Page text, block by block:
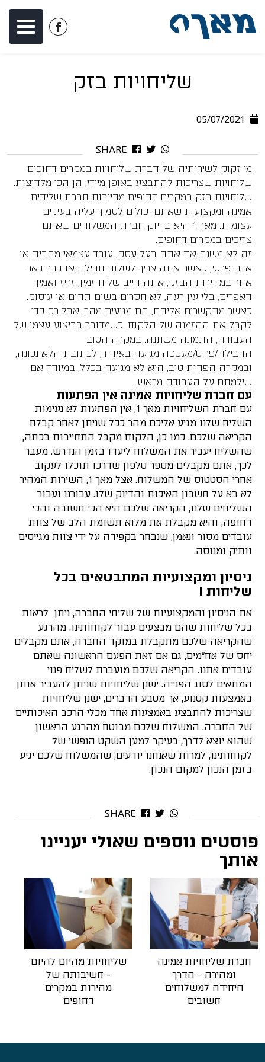
לעמוד
שליחויות בזק
05/07/2021
SHARE
מי זקוק לשירותיה של חברת שליחויות במקרים דחופים
שליחויות שצריכות להתבצע באופן מיידי, הן הכי מלחיצות.
שליחויות בזק במקרים דחופים מחייבות חברת שליחים
אמינה ומקצועית שאתם יכולים לסמוך עליה בעיניים
עצומות. מאך 1 היא בדיוק חברת המשלוחים שאתם
צריכים במקרים דחופים.
זה לא משנה אם אתה בעל עסק, עובד עצמאי מהבית או
אדם פרטי, כאשר אתה צריך לשלוח חבילה או דבר דאר
אחר במהירות הבזק, אתה חייב שליח זמין, זריז ואמין.
חאפרים, בלי עין רעה, לא חסרים בשום תחום או עיסוק.
כאשר מתקשרים אליהם, הם מגיעים מהר, אבל רק כדי
לקבל את ההזמנה של הלקוח. כשמדובר בביצוע עצמו של
העבודה, התמונה משתנה. במקרה הטוב
החבילה/פריט/מעטפה מגיעה באיחור, לכתובת הלא נכונה,
ובמקרה הפחות טוב, היא לא מגיעה בכלל, במיוחד אם
שילמתם על העבודה מראש.
עם חברת שליחויות אמינה אין הפתעות
עם חברת השליחויות מאך 1, אין הפתעות לא נעימות.
השליח שלנו מגיע אליכם מהר ככל שניתן לאחר קבלת
הקריאה שלכם. כמו כן, הלקוח מקבל התחייבות בכתה,
שהשליח יעביר את המשלוח ליעדו בזמן הנדרש. מעבר
לכך, אתם מקבלים מספר טלפון שדרכו תוכלו לעקוב
אחרי הסטטוס של המשלוח. אצל מאך 1, השירות המהיר
לא בא על חשבון האיכות והדיוק שלו. עבורנו ועבור
השליחים שלנו, הקריאה שלכם היא הכי חשובה והכי
דחופה, והיא מקבלת את מלוא תשומת הלב של צוות
עובדים מסור ונאמן, שנבחר בקפידה על ידי צוות מגייסים
וותיק ומנוסה.
ניסיון ומקצועיות המתבטאים בכל
שליחות !
את הניסיון והמקצועיות של שליחי החברה, ניתן לראות
בכל שליחות שהם מבצעים עבור לקוחותינו. מהרגע
שהקריאה שלכם מתקבלת במוקד החברה, אתם מקבלים
יחס של אח"מים, גם אם זאת הפעם הראשונה שאתם
עובדים אתנו. הקריאה שלכם מועברת לשליח פנוי
המתאים לסוג הפנייה. ישנן שליחויות שניתן להעביר אותן
באמצעות קטנוע, אך מטבע הדברים, ישנן שליחויות
שצריכות להתבצע באמצעות אחד מכלי הרכב האיכותיים
של החברה. המשלוח שלכם מבוטח מהרגע הראשון
שהוא יוצא לדרך, בעיקר למען השקט הנפשי של
לקוחותינו, למרות שאנחנו יודעים, שהמשלוח שלכם יגיע
בזמן הנכון למקום הנכון.
SHARE
פוסטים נוספים שאולי יעניינו
אותך
שליחויות מהיום להיום
- חשיבותה של
מהירות במקרים
דחופים
חברת שליחויות אמינה
ומהירה - הדרך
היחידה למשלוחים
חשובים